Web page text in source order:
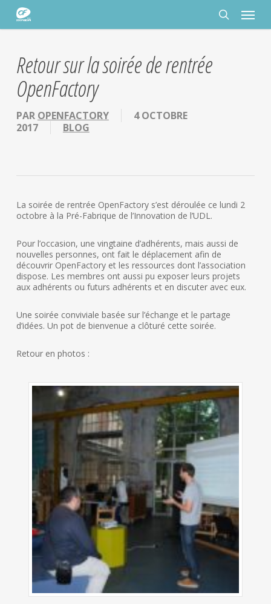
Panneau de gestion des cookies
Passer
contenu
rechercher
Menu
Retour sur la soirée de rentrée
OpenFactory
PAR OPENFACTORY
4 OCTOBRE
2017
BLOG
La soirée de rentrée OpenFactory s’est déroulée ce lundi 2
octobre à la Pré-Fabrique de l’Innovation de l’UDL.
Pour l’occasion, une vingtaine d’adhérents, mais aussi de
nouvelles personnes, ont fait le déplacement afin de
découvrir OpenFactory et les ressources dont l’association
dispose. Les membres ont aussi pu exposer leurs projets
aux adhérents ou futurs adhérents et en discuter avec eux.
Une soirée conviviale basée sur l’échange et le partage
d’idées. Un pot de bienvenue a clôturé cette soirée.
Retour en photos :